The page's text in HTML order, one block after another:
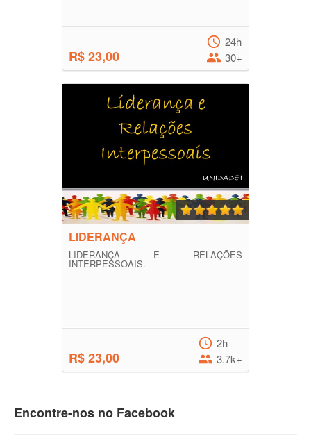
R$ 23,00
24h
30+
LIDERANÇA
LIDERANÇA E RELAÇÕES
INTERPESSOAIS.
R$ 23,00
2h
3.7k+
Encontre-nos no Facebook